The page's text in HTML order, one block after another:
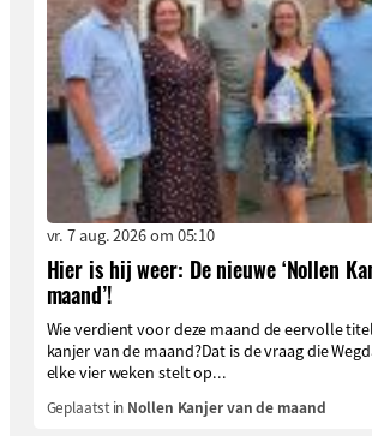
vr. 7 aug. 2026 om 05:10
Hier is hij weer: De nieuwe ‘Nollen
maand’!
Wie verdient voor deze maand de eervolle
kanjer van de maand?Dat is de vraag die
elke vier weken stelt op...
Geplaatst in Nollen Kanjer van de maand